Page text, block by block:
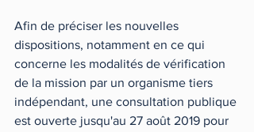
Afin de préciser les nouvelles
dispositions, notamment en ce qui
concerne les modalités de vérification
de la mission par un organisme tiers
indépendant, une consultation publique
est ouverte jusqu'au 27 août 2019 pour